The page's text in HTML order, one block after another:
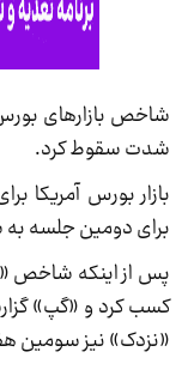
شاخص بازارهای بورس
شدت سقوط کرد.
بازار بورس آمریکا
برای دومین جلسه
پس از اینکه شاخص
کسب کرد و «گپ»
«نزدک» نیز سومین